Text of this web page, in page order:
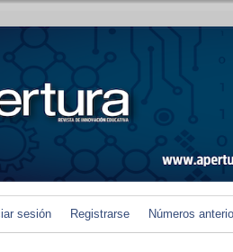
sesión Registrarse Números